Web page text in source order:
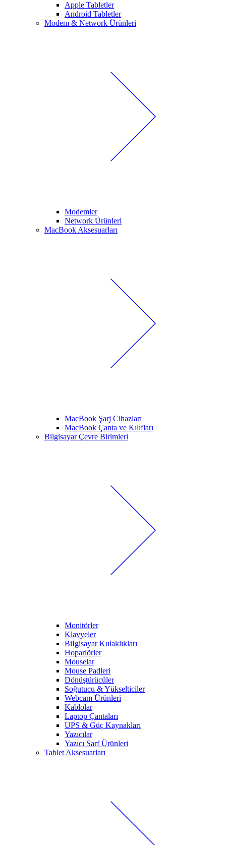
Apple Tabletler
Android Tabletler
Modem & Network Ürünleri
Modemler
Network Ürünleri
MacBook Aksesuarları
MacBook Şarj Cihazları
MacBook Çanta ve Kılıfları
Bilgisayar Çevre Birimleri
Monitörler
Klavyeler
BiIgisayar Kulaklıkları
Hoparlörler
Mouselar
Mouse Padleri
Dönüştürücüler
Soğutucu & Yükselticiler
Webcam Ürünleri
Kablolar
Laptop Çantaları
UPS & Güç Kaynakları
Yazıcılar
Yazıcı Sarf Ürünleri
Tablet Aksesuarları